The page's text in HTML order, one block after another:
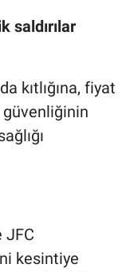
saldırılar
kıtlığına, fiyat
güvenliğinin
JFC
kesintiye